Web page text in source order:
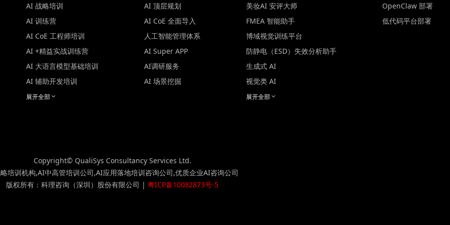
AI 战略培训
AI 训练营
AI CoE 工程师培训
AI +精益实战训练营
AI 大语言模型基础培训
AI 辅助开发培训
展开全部
AI 顶层规划
AI CoE 全面导入
人工智能管理体系
AI Super APP
AI调研服务
AI 场景挖掘
美妆AI 安评大师
FMEA 智能助手
博域视觉训练平台
防静电（ESD）失效分析助手
生成式 AI
视觉类 AI
展开全部
OpenClaw 部署
低代码平台部署
Copyright© QualiSys Consultancy Services Ltd.
培训机构,AI中高管培训公司,AI应用落地培训咨询公司,优质企业AI咨询公司
版权所有：科理咨询（深圳）股份有限公司 |粤ICP备10082873号-5